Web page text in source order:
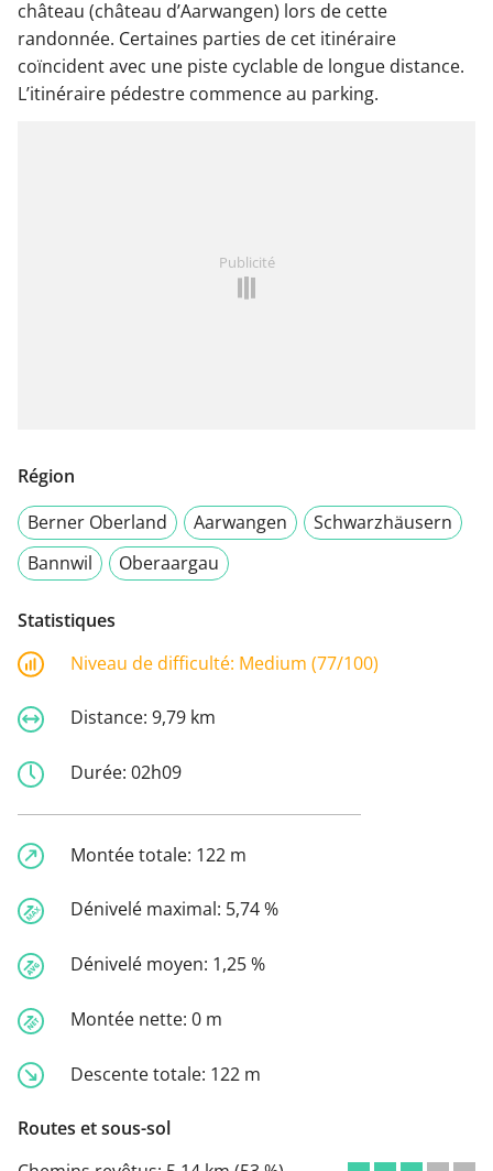
château (château d’Aarwangen) lors de cette
randonnée. Certaines parties de cet itinéraire
coïncident avec une piste cyclable de longue distance.
L’itinéraire pédestre commence au parking.
Publicité
Région
Berner Oberland
Aarwangen
Schwarzhäusern
Bannwil
Oberaargau
Statistiques
Niveau de difficulté: Medium (77/100)
Distance: 9,79 km
Durée: 02h09
Montée totale: 122 m
Dénivelé maximal: 5,74 %
Dénivelé moyen: 1,25 %
Montée nette: 0 m
Descente totale: 122 m
Routes et sous-sol